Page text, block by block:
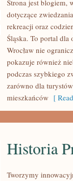
WROCŁAW
Strona jest blogiem,
dotyczące
rekreacji oraz
Śląska. To portal dla
Wrocław nie
pokazuje również
podczas szybkiego
zarówno dla
mieszkańców [
Historia
Tworzymy